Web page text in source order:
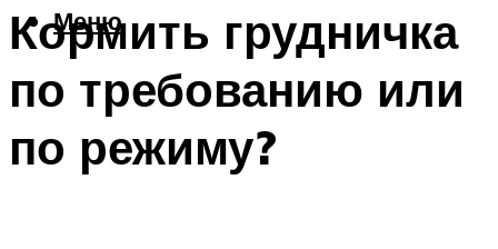
Меню
Кормить грудничка
по требованию или
по режиму?